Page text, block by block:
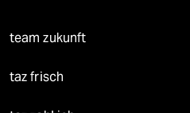
team zukunft
taz frisch